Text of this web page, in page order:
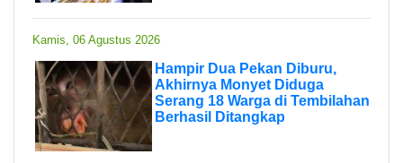
Kamis, 06 Agustus 2026
Hampir Dua Pekan Diburu,
Akhirnya Monyet Diduga
Serang 18 Warga di Tembilahan
Berhasil Ditangkap